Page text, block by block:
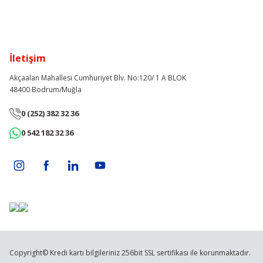
İletişim
Akçaalan Mahallesi Cumhuriyet Blv. No:120/ 1 A BLOK
48400 Bodrum/Muğla
0 (252) 382 32 36
0 542 182 32 36
Copyright© Kredi kartı bilgileriniz 256bit SSL sertifikası ile korunmaktadır.